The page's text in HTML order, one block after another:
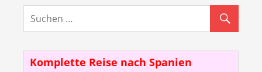
Komplette Reise nach Spanien